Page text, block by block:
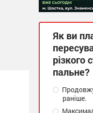
Як ви
різкого
пальне?
раніше.